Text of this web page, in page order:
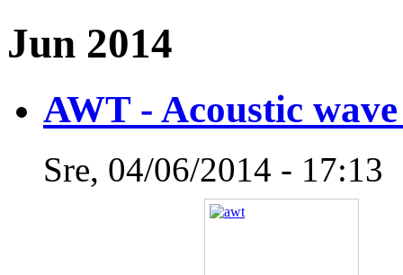
Jun 2014
AWT - Acoustic
Sre, 04/06/2014 - 17:13